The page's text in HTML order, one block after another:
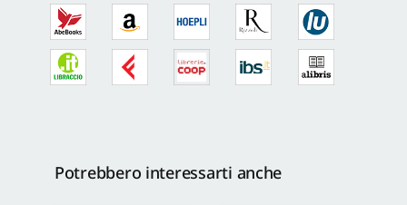
mistero
della
dea
senza
volto
of
Potrebbero interessarti anche